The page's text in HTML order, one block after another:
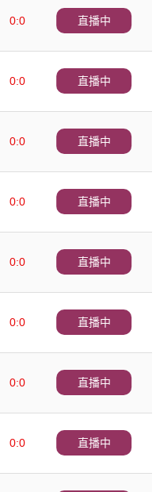
0:0
直播中
0:0
直播中
0:0
直播中
0:0
直播中
0:0
直播中
0:0
直播中
0:0
直播中
0:0
直播中